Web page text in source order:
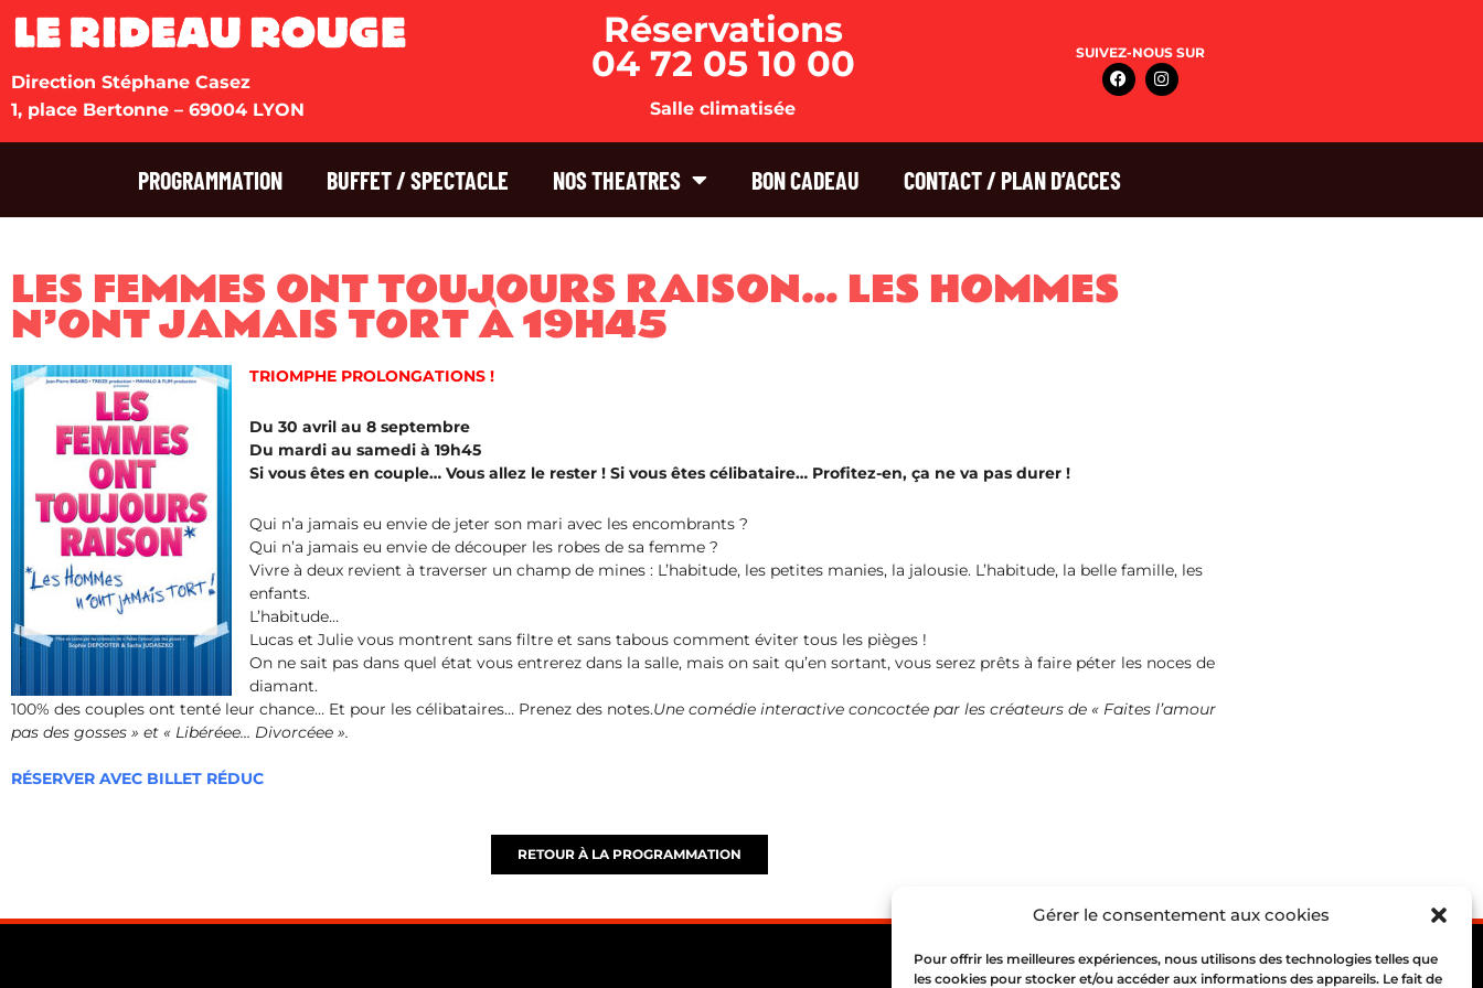
Gérer le consentement aux cookies
Pour offrir les meilleures expériences, nous utilisons des technologies telles que
les cookies pour stocker et/ou accéder aux informations des appareils. Le fait de
Direction Stéphane Casez
1, place Bertonne – 69004 LYON
Réservations
04 72 05 10 00
Salle climatisée
SUIVEZ-NOUS SUR
PROGRAMMATION BUFFET / SPECTACLE NOS THEATRES BON CADEAU CONTACT / PLAN D’ACCES
LES FEMMES ONT TOUJOURS RAISON… LES HOMMES
N’ONT JAMAIS TORT À 19H45
TRIOMPHE PROLONGATIONS !
Du 30 avril au 8 septembre
Du mardi au samedi à 19h45
Si vous êtes en couple… Vous allez le rester ! Si vous êtes célibataire… Profitez-en, ça ne va pas durer !
Qui n’a jamais eu envie de jeter son mari avec les encombrants ?
Qui n’a jamais eu envie de découper les robes de sa femme ?
Vivre à deux revient à traverser un champ de mines : L’habitude, les petites manies, la jalousie. L’habitude, la belle famille, les
enfants.
L’habitude…
Lucas et Julie vous montrent sans filtre et sans tabous comment éviter tous les pièges !
On ne sait pas dans quel état vous entrerez dans la salle, mais on sait qu’en sortant, vous serez prêts à faire péter les noces de
diamant.
100% des couples ont tenté leur chance… Et pour les célibataires… Prenez des notes.Une comédie interactive concoctée par les créateurs de « Faites l’amour
pas des gosses » et « Libéréee… Divorcéee ».
RÉSERVER AVEC BILLET RÉDUC
RETOUR À LA PROGRAMMATION